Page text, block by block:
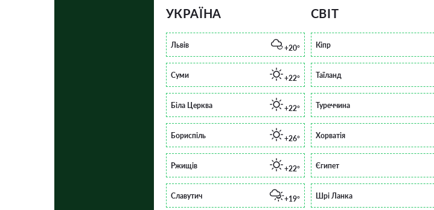
УКРАЇНА
Львів +20°
Суми +22°
Біла Церква +22°
Бориспіль +26°
Ржищів +22°
Славутич +19°
СВІТ
Кіпр
Таїланд
Туреччина
Хорватія
Єгипет
Шрі Ланка